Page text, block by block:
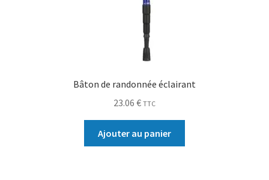
Bâton de randonnée éclairant
23.06 € TTC
Ajouter au panier